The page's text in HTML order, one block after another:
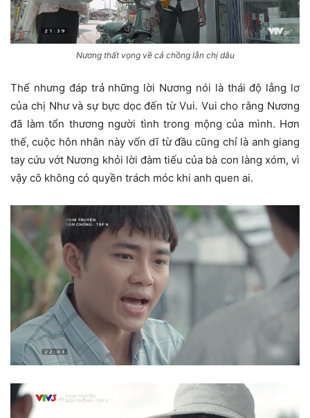
Nương thất vọng về cả chồng lẫn chị dâu
Thế nhưng đáp trả những lời Nương nói là thái độ lẳng lơ
của chị Như và sự bực dọc đến từ Vui. Vui cho rằng Nương
đã làm tổn thương người tình trong mộng của mình. Hơn
thế, cuộc hôn nhân này vốn dĩ từ đầu cũng chỉ là anh giang
tay cứu vớt Nương khỏi lời đàm tiếu của bà con làng xóm, vì
vậy cô không có quyền trách móc khi anh quen ai.